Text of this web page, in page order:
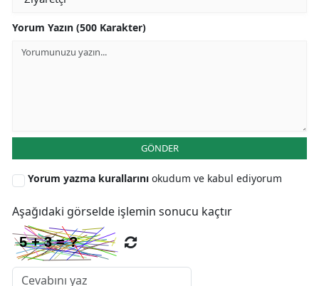
Yorum Yazın (500 Karakter)
GÖNDER
Yorum yazma kurallarını okudum ve kabul ediyorum
Aşağıdaki görselde işlemin sonucu kaçtır